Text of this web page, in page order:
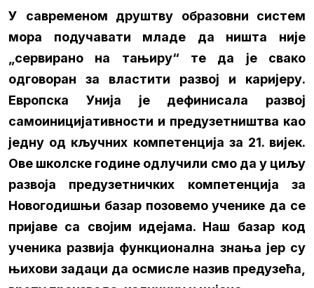
У савременом друштву образовни систем
мора подучавати младе да ништа није
„сервирано на тањиру“ те да је свако
одговоран за властити развој и каријеру.
Европска Унија је дефинисала развој
самоиницијативности и предузетништва као
једну од кључних компетенција за 21. вијек.
Ове школске године одлучили смо да у циљу
развоја предузетничких компетенција за
Новогодишњи базар позовемо ученике да се
пријаве са својим идејама. Наш базар код
ученика развија функционална знања јер су
њихови задаци да осмисле назив предузећа,